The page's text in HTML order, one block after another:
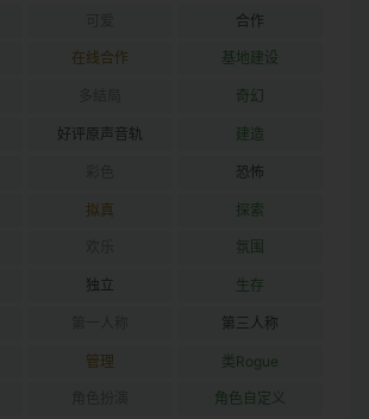
合作
在线合作 基地建设
奇幻
好评原声音轨 建造
恐怖
拟真 探索
氛围
独立 生存
第三人称
管理 类Rogue
角色自定义